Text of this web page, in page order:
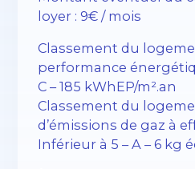
loyer : 9€ / mois
Classement du
performance
C – 185 kWhEP/m².an
Classement du
d’émissions de gaz à
Inférieur à 5 – A – 6 kg